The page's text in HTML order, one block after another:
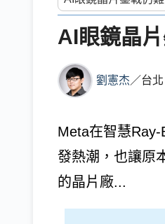
AI眼鏡晶
劉憲杰 ／台北
Meta在智慧
發熱潮，也讓原
的晶片廠...